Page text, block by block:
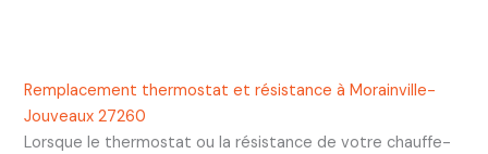
Remplacement thermostat et résistance à Morainville-
Jouveaux 27260
Lorsque le thermostat ou la résistance de votre chauffe-